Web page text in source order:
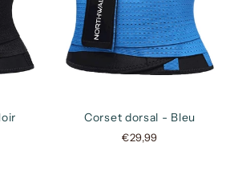
Corset dorsal - Bleu
€29,99